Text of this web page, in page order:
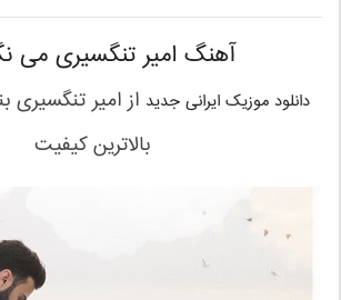
آهنگ امیر تنگسیری می
دانلود موزیک ایرانی جدید ازامیر تنگسیری
بالاترین کیفیت